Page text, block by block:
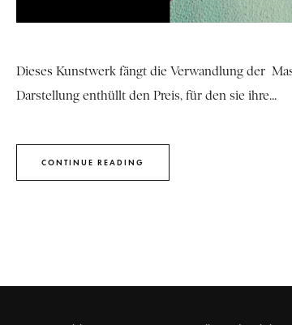
Dieses Kunstwerk fängt die Verwandlung der
Darstellung enthüllt den Preis, für den sie ihre...
CONTINUE READING